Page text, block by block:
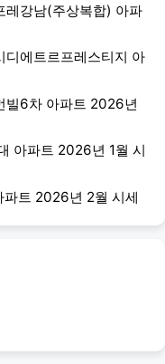
레강남(주상복합) 아파
디에트르프레스티지 아
빌6차 아파트 2026년
아파트 2026년 1월 시
파트 2026년 2월 시세